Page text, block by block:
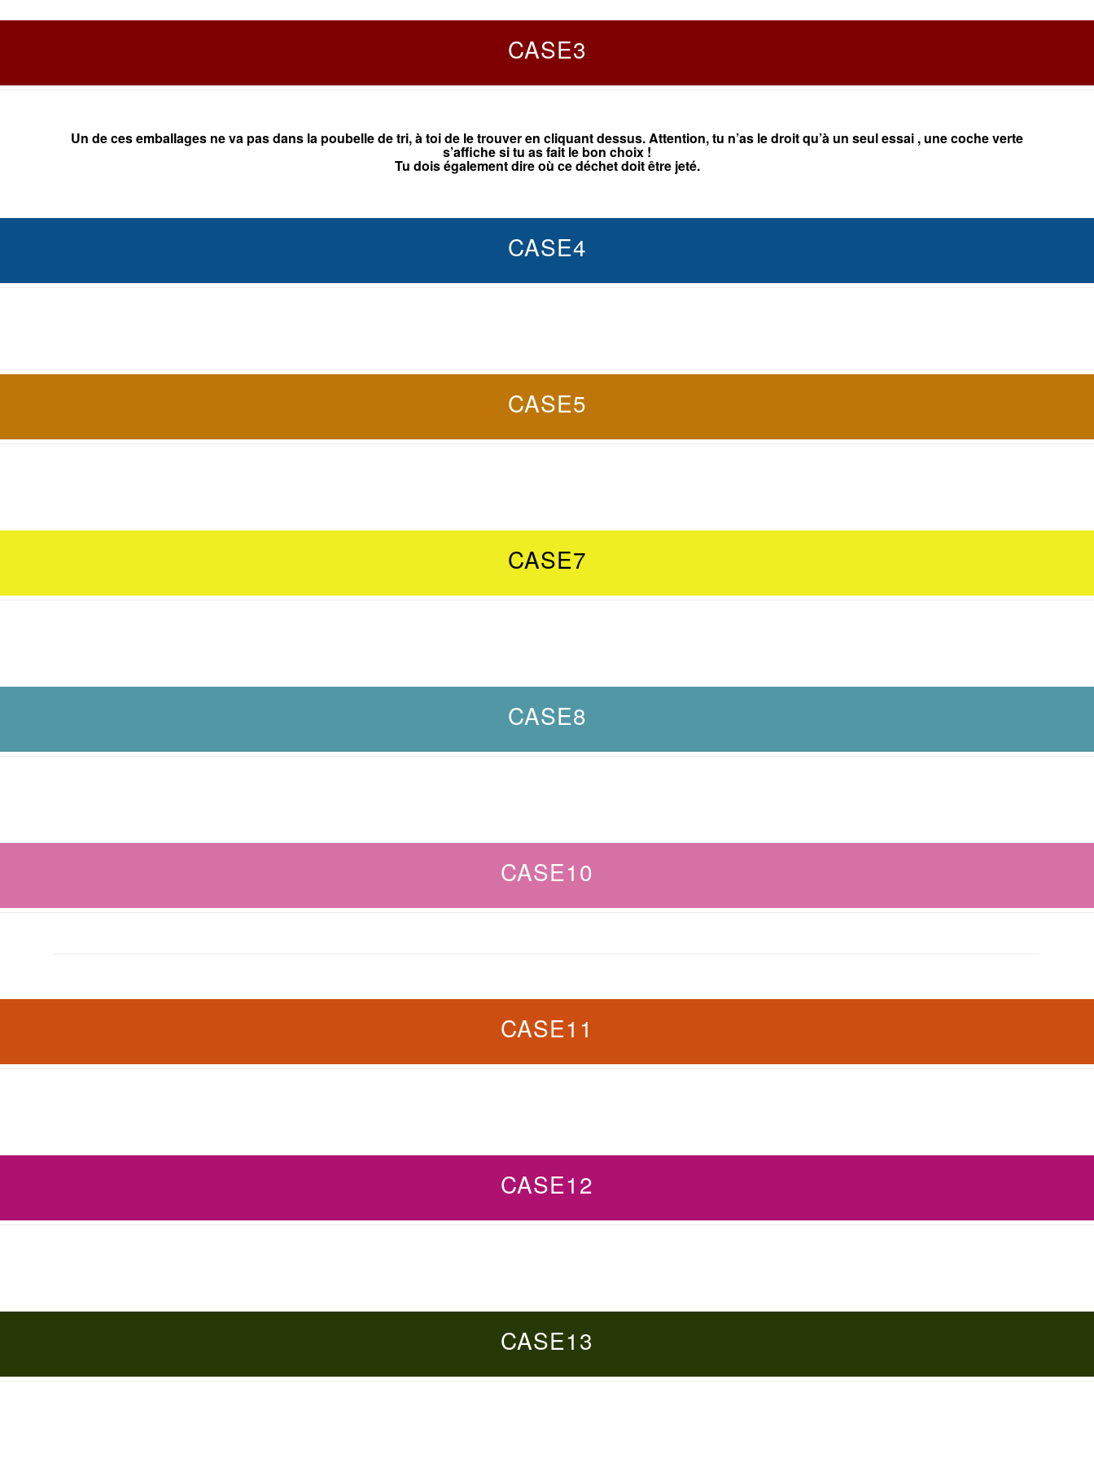
CASE3
Un de ces emballages ne va pas dans la poubelle de tri, à toi de le trouver en cliquant dessus. Attention, tu n’as le droit qu’à un seul essai , une coche verte
s’affiche si tu as fait le bon choix !
Tu dois également dire où ce déchet doit être jeté.
CASE4
CASE5
CASE7
CASE8
CASE10
CASE11
CASE12
CASE13